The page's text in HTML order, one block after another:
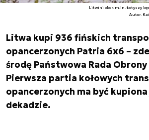
Litwini obok m.in. Łotyszy
Autor.
Litwa kupi 936 fińskich
opancerzonych Patria 6x6 –
środę Państwowa Rada
Pierwsza partia kołowych
opancerzonych ma być
dekadzie.